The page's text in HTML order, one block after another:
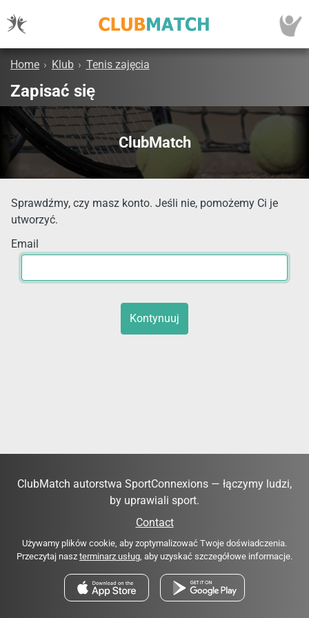
Home › Klub › Tenis zajęcia
Zapisać się
ClubMatch
Sprawdźmy, czy masz konto. Jeśli nie, pomożemy Ci je
utworzyć.
Email
Kontynuuj
ClubMatch autorstwa SportConnexions — łączymy ludzi,
by uprawiali sport.
Contact
Używamy plików cookie, aby zoptymalizować Twoje doświadczenia.
Przeczytaj nasz terminarz usług, aby uzyskać szczegółowe informacje.